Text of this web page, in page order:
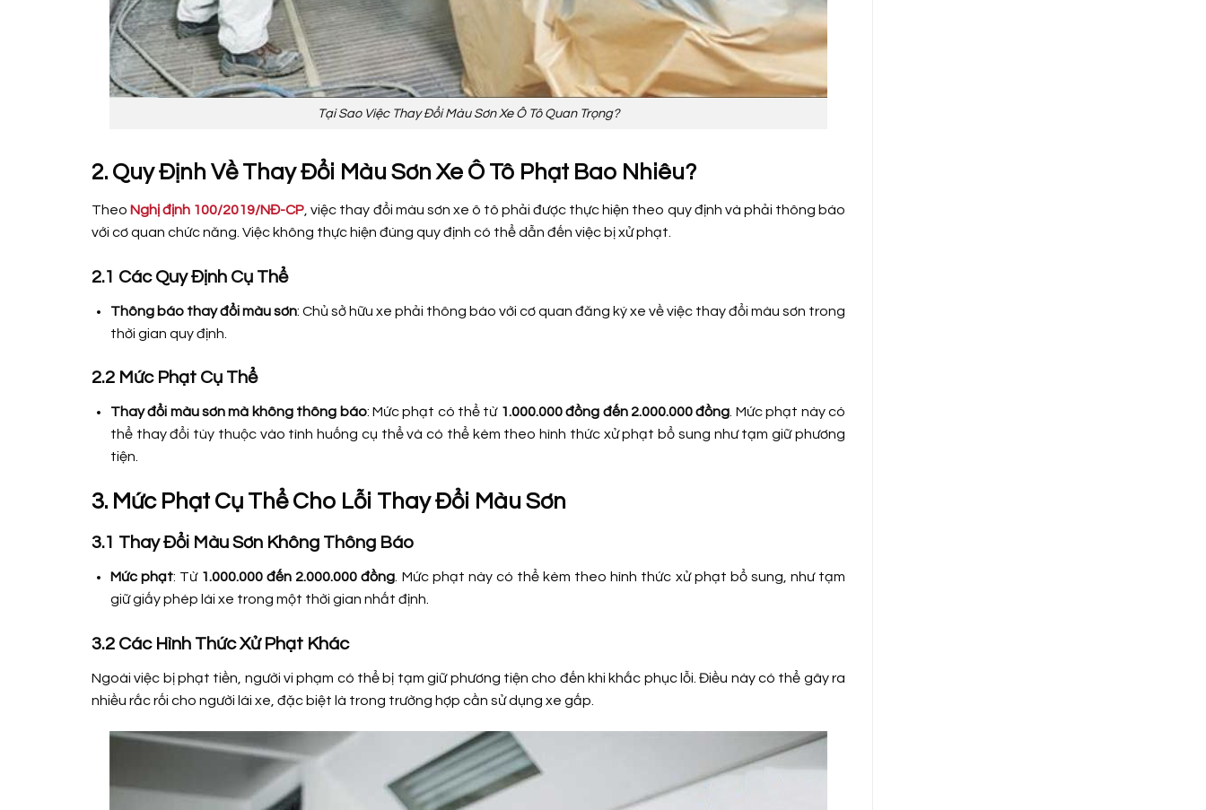
Tại Sao Việc Thay Đổi Màu Sơn Xe Ô Tô Quan Trọng?
2. Quy Định Về Thay Đổi Màu Sơn Xe Ô Tô Phạt Bao Nhiêu?
Theo Nghị định 100/2019/NĐ-CP , việc thay đổi màu sơn xe ô tô phải được thực hiện theo quy định và phải thông báo
với cơ quan chức năng. Việc không thực hiện đúng quy định có thể dẫn đến việc bị xử phạt.
2.1 Các Quy Định Cụ Thể
Thông báo thay đổi màu sơn: Chủ sở hữu xe phải thông báo với cơ quan đăng ký xe về việc thay đổi màu sơn trong
thời gian quy định.
2.2 Mức Phạt Cụ Thể
Thay đổi màu sơn mà không thông báo: Mức phạt có thể từ 1.000.000 đồng đến 2.000.000 đồng. Mức phạt này có
thể thay đổi tùy thuộc vào tình huống cụ thể và có thể kèm theo hình thức xử phạt bổ sung như tạm giữ phương
tiện.
3. Mức Phạt Cụ Thể Cho Lỗi Thay Đổi Màu Sơn
3.1 Thay Đổi Màu Sơn Không Thông Báo
Mức phạt: Từ 1.000.000 đến 2.000.000 đồng . Mức phạt này có thể kèm theo hình thức xử phạt bổ sung, như tạm
giữ giấy phép lái xe trong một thời gian nhất định.
3.2 Các Hình Thức Xử Phạt Khác
Ngoài việc bị phạt tiền, người vi phạm có thể bị tạm giữ phương tiện cho đến khi khắc phục lỗi. Điều này có thể gây ra
nhiều rắc rối cho người lái xe, đặc biệt là trong trường hợp cần sử dụng xe gấp.